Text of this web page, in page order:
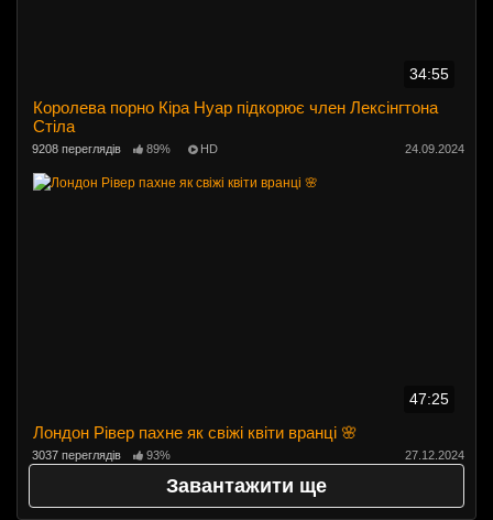
34:55
Королева порно Кіра Нуар підкорює член Лексінгтона
Стіла
9208 переглядів 89% HD 24.09.2024
47:25
Лондон Рівер пахне як свіжі квіти вранці 🌸
3037 переглядів 93% 27.12.2024
Завантажити ще